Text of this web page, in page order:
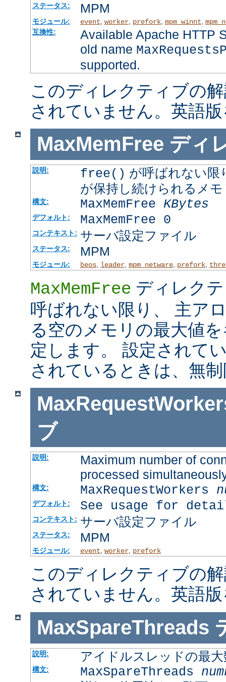
ステータス: MPM
モジュール: event worker, prefork, mpm_winnt
互換性:
Available Apache HTTP
old name
supported.
このディレクティブの
されていません。英語
MaxMemFree ディ
説明: free() が呼ばれない限
が保持し続けられるメ
構文: MaxMemFree KBytes
デフォルト: MaxMemFree 0
コンテキスト: サーバ設定ファイル
ステータス: MPM
モジュール: beos, leader, mpm_netware, prefork,
MaxMemFree ディレク
呼ばれない限り、 主ア
る空のメモリの最大値
定します。 設定されて
されているときは、無
ブ
説明:
Maximum number of
processed
構文: MaxRequestWorkers
デフォルト: See usage for
コンテキスト: サーバ設定ファイル
ステータス: MPM
モジュール: event, worker, prefork
このディレクティブの
されていません。英語
MaxSpareThreads
説明: アイドルスレッドの最大
構文: MaxSpareThreads